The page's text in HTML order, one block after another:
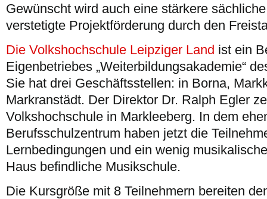
Gewünscht wird auch eine stärkere
verstetigte Projektförderung durch den
Die Volkshochschule Leipziger Land ist ein
Eigenbetriebes „Weiterbildungsakademie“
Sie hat drei Geschäftsstellen: in Borna,
Markranstädt. Der Direktor Dr. Ralph Egler
Volkshochschule in Markleeberg. In dem
Berufsschulzentrum haben jetzt die
Lernbedingungen und ein wenig
Haus befindliche Musikschule.
Die Kursgröße mit 8 Teilnehmern bereiten